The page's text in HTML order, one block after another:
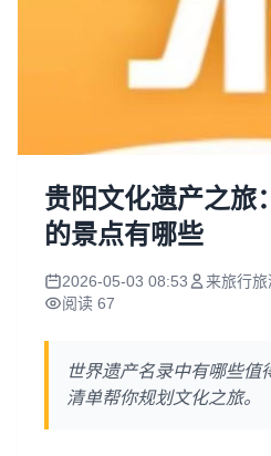
贵阳文化遗产之旅
的景点有哪些
2026-05-03 08:53 来旅行旅
阅读 67
世界遗产名录中有哪些值
清单帮你规划文化之旅。